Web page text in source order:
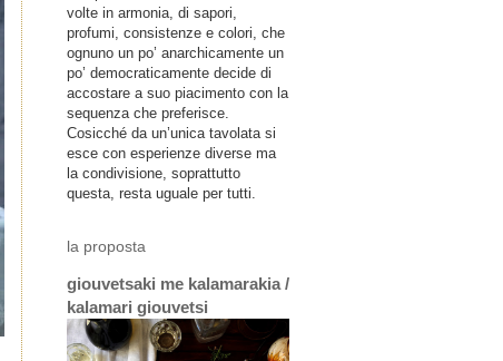
volte in armonia, di sapori,
profumi, consistenze e colori, che
ognuno un po’ anarchicamente un
po’ democraticamente decide di
accostare a suo piacimento con la
sequenza che preferisce.
Cosicché da un’unica tavolata si
esce con esperienze diverse ma
la condivisione, soprattutto
questa, resta uguale per tutti.
la proposta
giouvetsaki me kalamarakia /
kalamari giouvetsi